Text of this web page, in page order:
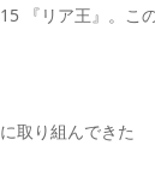
『リア王』。こ
取り組んできた